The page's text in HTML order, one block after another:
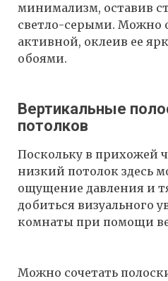
минимализм, оставив
светло-серыми. Можно
активной, оклеив ее
обоями.
Вертикальные
потолков
Поскольку в прихожей
низкий потолок здесь
ощущение давления и
добиться визуального
комнаты при помощи
Можно сочетать